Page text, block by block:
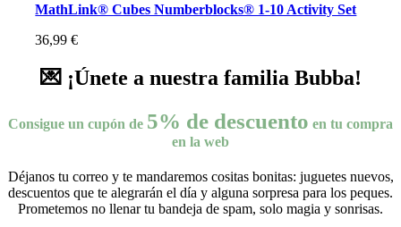
MathLink® Cubes Numberblocks® 1-10 Activity Set
36,99€
💌 ¡Únete a nuestra familia Bubba!
Consigue un cupón de 5% de descuento en tu compra
en la web
Déjanos tu correo y te mandaremos cositas bonitas: juguetes nuevos,
descuentos que te alegrarán el día y alguna sorpresa para los peques.
Prometemos no llenar tu bandeja de spam, solo magia y sonrisas.